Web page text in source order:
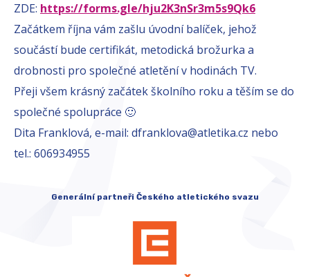
ZDE: https://forms.gle/hju2K3nSr3m5s9Qk6
Začátkem října vám zašlu úvodní balíček, jehož
součástí bude certifikát, metodická brožurka a
drobnosti pro společné atletění v hodinách TV.
Přeji všem krásný začátek školního roku a těším se do
společné spolupráce 🙂
Dita Franklová, e-mail: dfranklova@atletika.cz nebo
tel.: 606934955
Generální partneři Českého atletického svazu